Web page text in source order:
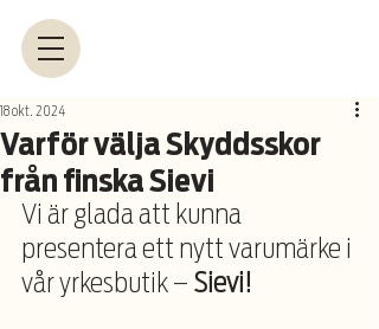
Varför välja Skyddsskor
från finska Sievi
18 okt. 2024
Vi är glada att kunna
presentera ett nytt varumärke i
vår yrkesbutik – Sievi!